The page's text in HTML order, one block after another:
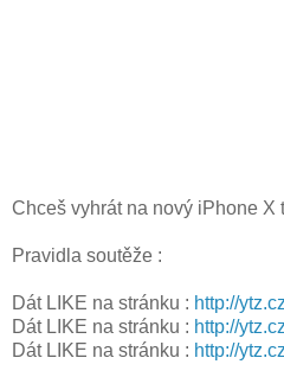
Chceš vyhrát na nový iPhone X
Pravidla soutěže :
Dát LIKE na stránku : http://
Dát LIKE na stránku : http://
Dát LIKE na stránku : http://